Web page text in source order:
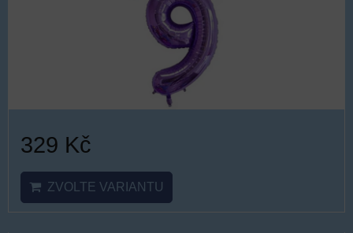
329 Kč
ZVOLTE VARIANTU